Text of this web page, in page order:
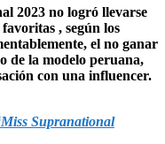
2023 no logró llevarse
, según los
el no ganar
de la modelo peruana,
con una influencer.
Supranational